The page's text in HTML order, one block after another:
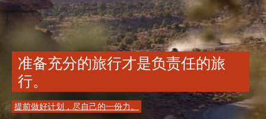
准备充分的旅行才是负责任的旅
行。
提前做好计划，尽自己的一份力。